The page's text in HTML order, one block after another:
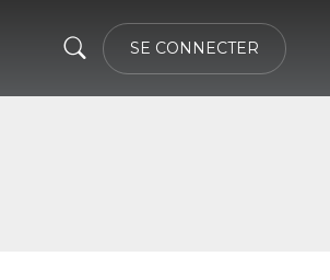
SE CONNECTER